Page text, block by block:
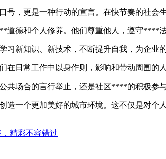
，更是一种行动的宣言。在快节奏的社会
德和个人修养。他们尊重他人，遵守****
新知识、新技术，不断提升自我，为企业
日常工作中以身作则，影响和带动周围的
共场合的言行举止，还是社区****的积极参
一个更加美好的城市环境。这不仅是对个
精彩不容错过